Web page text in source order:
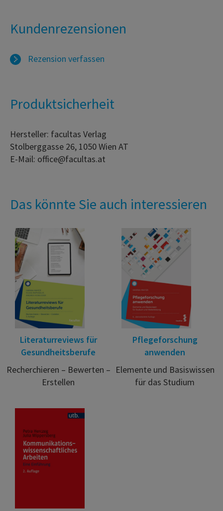
Kundenrezensionen
Rezension verfassen
Produktsicherheit
Hersteller: facultas Verlag
Stolberggasse 26, 1050 Wien AT
E-Mail: office@facultas.at
Das könnte Sie auch interessieren
Literaturreviews für
Gesundheitsberufe
Recherchieren – Bewerten –
Erstellen
Pflegeforschung
anwenden
Elemente und Basiswissen
für das Studium